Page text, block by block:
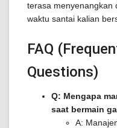
terasa menyenangkan
waktu santai kalian
FAQ
Questions)
Q: Mengapa
saat bermain
A: